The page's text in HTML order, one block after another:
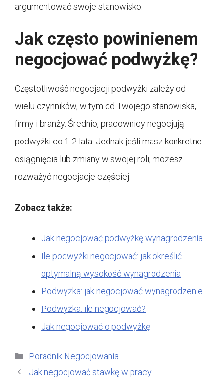
argumentować swoje stanowisko.
Jak często powinienem
negocjować podwyżkę?
Częstotliwość negocjacji podwyżki zależy od
wielu czynników, w tym od Twojego stanowiska,
firmy i branży. Średnio, pracownicy negocjują
podwyżki co 1-2 lata. Jednak jeśli masz konkretne
osiągnięcia lub zmiany w swojej roli, możesz
rozważyć negocjacje częściej.
Zobacz także:
Jak negocjować podwyżkę wynagrodzenia
Ile podwyżki negocjować: jak określić
optymalną wysokość wynagrodzenia
Podwyżka: jak negocjować wynagrodzenie
Podwyżka: ile negocjować?
Jak negocjować o podwyżkę
Kategorie
Poradnik Negocjowania
Jak negocjować stawkę w pracy